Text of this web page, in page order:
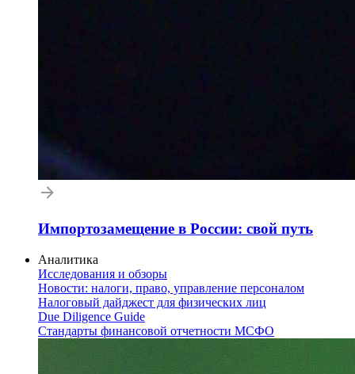
Импортозамещение в России: свой путь
Аналитика
Исследования и обзоры
Новости: налоги, право, управление персоналом
Налоговый дайджест для физических лиц
Due Diligence Guide
Стандарты финансовой отчетности МСФО